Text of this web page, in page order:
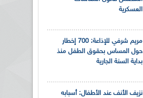
العسكرية
مريم شرفي للإذاعة: 700 إخطار
حول المساس بحقوق الطفل منذ
بداية السنة الجارية
نزيف الأنف عند الأطفال: أسبابه